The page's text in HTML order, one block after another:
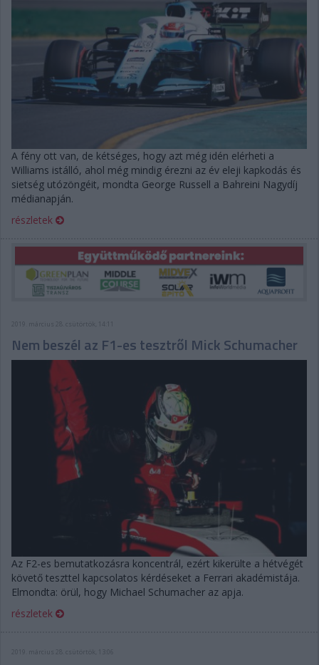
A fény ott van, de kétséges, hogy azt még idén elérheti a
Williams istálló, ahol még mindig érezni az év eleji kapkodás és
sietség utózöngéit, mondta George Russell a Bahreini Nagydíj
médianapján.
részletek
2019. március 28. csütörtök, 14:11
Nem beszél az F1-es tesztről Mick Schumacher
Az F2-es bemutatkozásra koncentrál, ezért kikerülte a hétvégét
követő teszttel kapcsolatos kérdéseket a Ferrari akadémistája.
Elmondta: örül, hogy Michael Schumacher az apja.
részletek
2019. március 28. csütörtök, 13:06